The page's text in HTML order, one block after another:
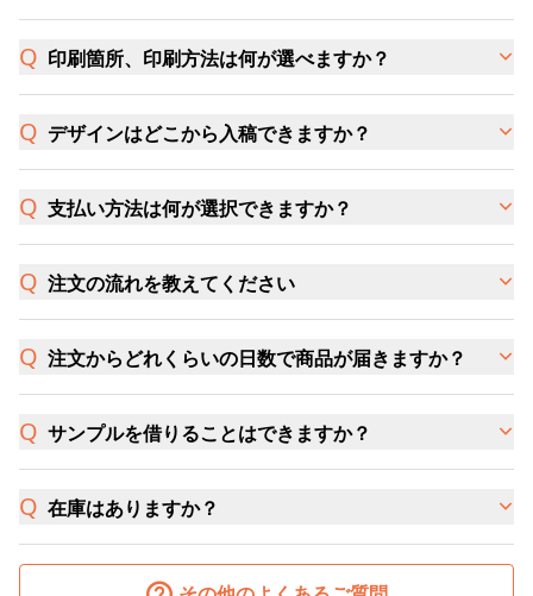
印刷箇所、印刷方法は何が選べますか？
デザインはどこから入稿できますか？
支払い方法は何が選択できますか？
注文の流れを教えてください
注文からどれくらいの日数で商品が届きますか？
サンプルを借りることはできますか？
在庫はありますか？